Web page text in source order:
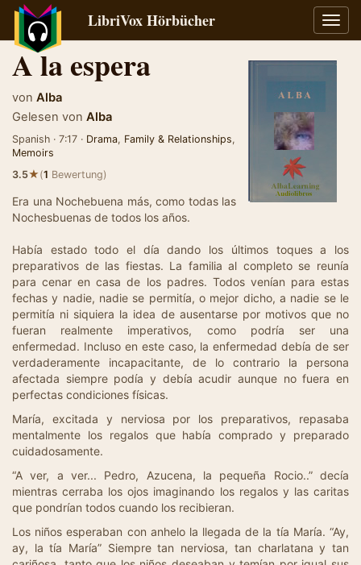
LibriVox Hörbücher
A la espera
von Alba
Gelesen von Alba
Spanish · 7:17 · Drama, Family & Relationships,
Memoirs
3.5★(1 Bewertung)
Era una Nochebuena más, como todas las
Nochesbuenas de todos los años.
Había estado todo el día dando los últimos toques a los
preparativos de las fiestas. La familia al completo se reunía
para cenar en casa de los padres. Todos venían para estas
fechas y nadie, nadie se permitía, o mejor dicho, a nadie se le
permitía ni siquiera la idea de ausentarse por motivos que no
fueran realmente imperativos, como podría ser una
enfermedad. Incluso en este caso, la enfermedad debía de ser
verdaderamente incapacitante, de lo contrario la persona
afectada siempre podía y debía acudir aunque no fuera en
perfectas condiciones físicas.
María, excitada y nerviosa por los preparativos, repasaba
mentalmente los regalos que había comprado y preparado
cuidadosamente.
“A ver, a ver... Pedro, Azucena, la pequeña Rocio..” decía
mientras cerraba los ojos imaginando los regalos y las caritas
que pondrían todos cuando los recibieran.
Los niños esperaban con anhelo la llegada de la tía María. “Ay,
ay, la tía María” Siempre tan nerviosa, tan charlatana y tan